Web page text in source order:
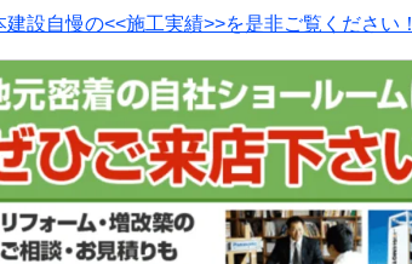
建設自慢の<<施工実績>>を是非ご覧ください！